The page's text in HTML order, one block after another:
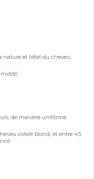
et l’état du cheveu..
de manière uniforme.
coloré blond, et entre 45